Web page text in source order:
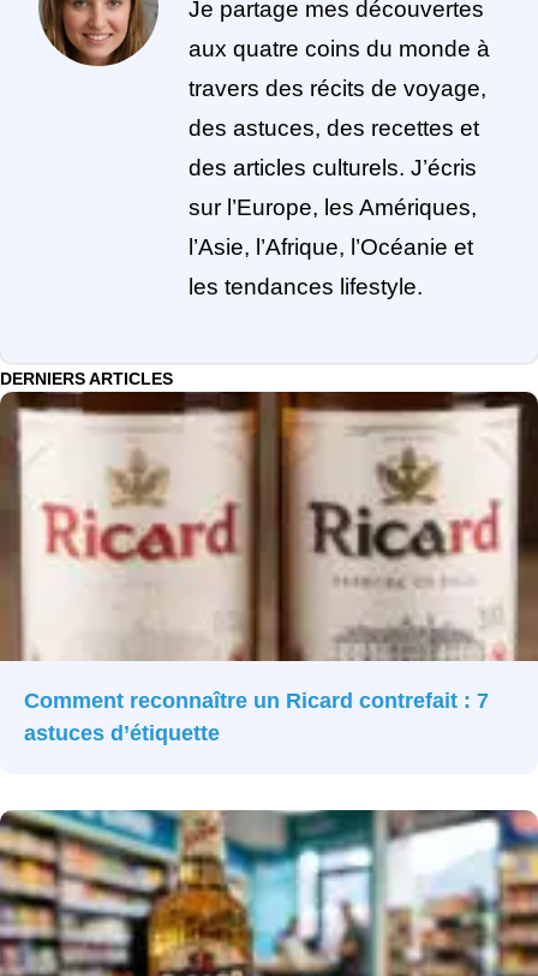
Je partage mes découvertes
aux quatre coins du monde à
travers des récits de voyage,
des astuces, des recettes et
des articles culturels. J’écris
sur l’Europe, les Amériques,
l’Asie, l’Afrique, l’Océanie et
les tendances lifestyle.
DERNIERS ARTICLES
Comment reconnaître un Ricard contrefait : 7
astuces d’étiquette